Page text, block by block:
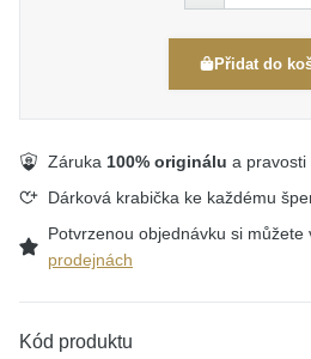
Přidat do
Záruka 100% originálu a pravosti
Dárková krabička ke každému
Potvrzenou objednávku si
prodejnách
Kód produktu